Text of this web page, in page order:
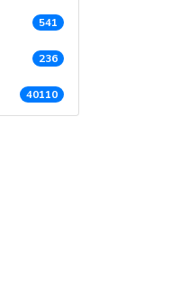
541
236
40110